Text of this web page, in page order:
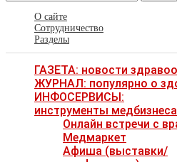
О сайте
Сотрудничество
Разделы
ГАЗЕТА: новости
ЖУРНАЛ: популярно о
ИНФОСЕРВИСЫ:
инструменты медбизнеса
Онлайн встречи с
Медмаркет
Афиша (выставки/